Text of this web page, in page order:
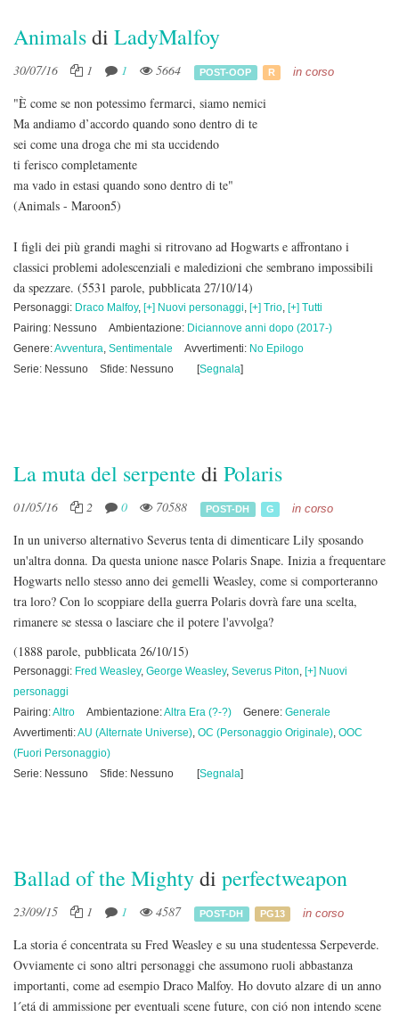
Animalsdi LadyMalfoy
30/07/16 1 1 5664 POST-OOP R in corso
"È come se non potessimo fermarci, siamo nemici
Ma andiamo d’accordo quando sono dentro di te
sei come una droga che mi sta uccidendo
ti ferisco completamente
ma vado in estasi quando sono dentro di te"
(Animals - Maroon5)
I figli dei più grandi maghi si ritrovano ad Hogwarts e affrontano i
classici problemi adolescenziali e maledizioni che sembrano impossibili
da spezzare. (5531 parole, pubblicata 27/10/14)
Personaggi: Draco Malfoy, [+] Nuovi personaggi, [+] Trio, [+] Tutti
Pairing: Nessuno
Ambientazione: Diciannove anni dopo (2017-)
Genere:Avventura, Sentimentale Avvertimenti: No Epilogo
Serie: Nessuno
Sfide: Nessuno [Segnala]
La muta del serpente di Polaris
01/05/16 2 0 70588 POST-DH G in corso
In un universo alternativo Severus tenta di dimenticare Lily sposando
un'altra donna. Da questa unione nasce Polaris Snape. Inizia a frequentare
Hogwarts nello stesso anno dei gemelli Weasley, come si comporteranno
tra loro? Con lo scoppiare della guerra Polaris dovrà fare una scelta,
rimanere se stessa o lasciare che il potere l'avvolga?
(1888 parole, pubblicata 26/10/15)
Personaggi: Fred Weasley, George Weasley, Severus Piton, [+] Nuovi
personaggi
Pairing:Altro Ambientazione:Altra Era (?-?) Genere: Generale
Avvertimenti:AU (Alternate Universe), OC (Personaggio Originale), OOC
(Fuori Personaggio)
Serie: Nessuno
Sfide: Nessuno [Segnala]
Ballad of the Mightydi perfectweapon
23/09/15 1 1 4587 POST-DH PG13 in corso
La storia é concentrata su Fred Weasley e su una studentessa Serpeverde.
Ovviamente ci sono altri personaggi che assumono ruoli abbastanza
importanti, come ad esempio Draco Malfoy. Ho dovuto alzare di un anno
l´etá di ammissione per eventuali scene future, con ció non intendo scene